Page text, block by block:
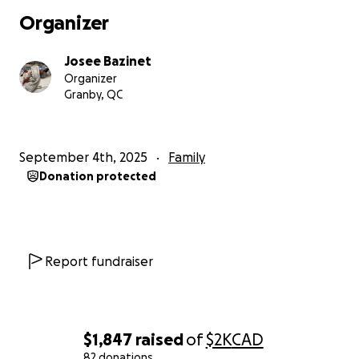
$1,847 raisedof$2KCAD
Si vous souhaitez aider cette famille dans cette
un don. L’argent recueilli servira principalement à
couvrir les frais d’essence et de nourriture.
apporter un peu de réconfort et de soutien à cette
famille.
Organizer
Josee Bazinet
Organizer
Granby, QC
September 4th, 2025 Family
Donation protected
Report fundraiser